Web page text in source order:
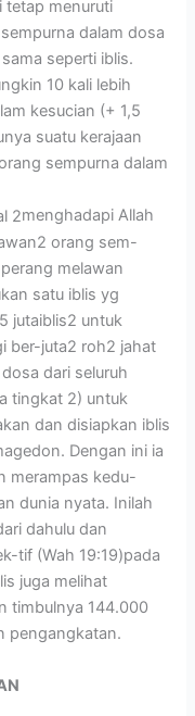
tetap menuruti
dalam dosa
seperti iblis.
10 kali lebih
kesucian (+ 1,5
suatu kerajaan
sempurna dalam
menghadapi Allah
orang sem-
melawan
satu iblis yg
jutaiblis2 untuk
ber-juta2 roh2 jahat
dari seluruh
tingkat 2) untuk
dan disiapkan iblis
Dengan ini ia
merampas kedu-
dunia nyata. Inilah
dahulu dan
tif (Wah 19:19)pada
juga melihat
timbulnya 144.000
pengangkatan.